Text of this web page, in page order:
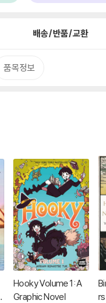
배송/반품/교환
품목정보
Hooky Volume 1: A
Graphic Novel